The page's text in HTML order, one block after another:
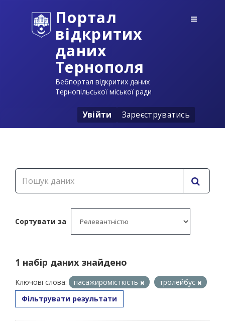
Портал
відкритих
даних
Тернополя
Вебпортал відкритих даних
Тернопільської міської ради
Увійти Зареєструватись
Сортувати за
1 набір даних знайдено
Ключові слова: пасажиромісткість
тролейбус
Фільтрувати результати